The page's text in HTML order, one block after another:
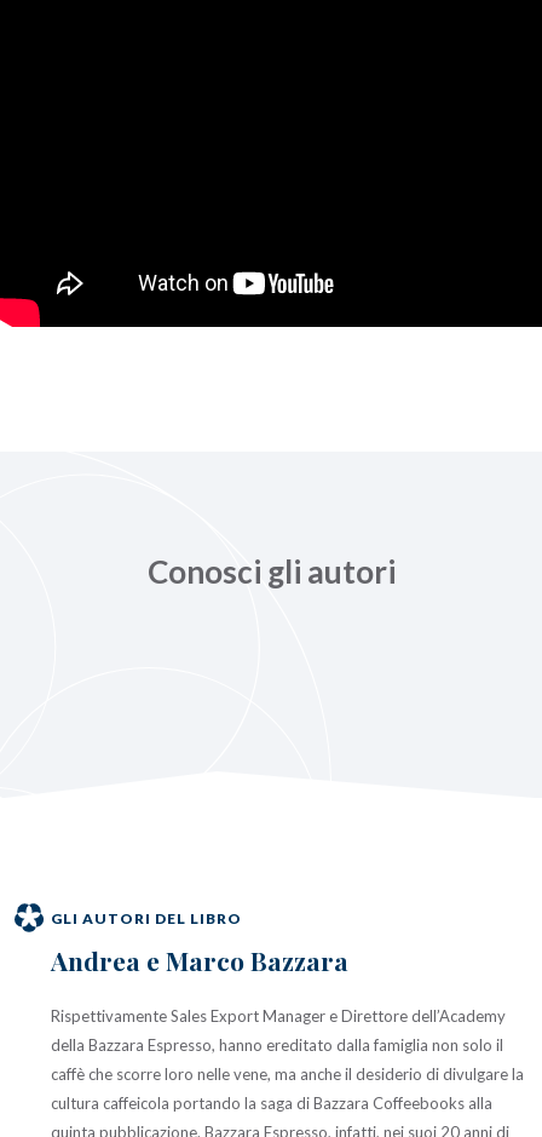
Conosci gli autori
GLI AUTORI DEL LIBRO
Andrea e Marco Bazzara
Rispettivamente Sales Export Manager e Direttore dell’Academy
della Bazzara Espresso, hanno ereditato dalla famiglia non solo il
caffè che scorre loro nelle vene, ma anche il desiderio di divulgare la
cultura caffeicola portando la saga di Bazzara Coffeebooks alla
quinta pubblicazione. Bazzara Espresso, infatti, nei suoi 20 anni di